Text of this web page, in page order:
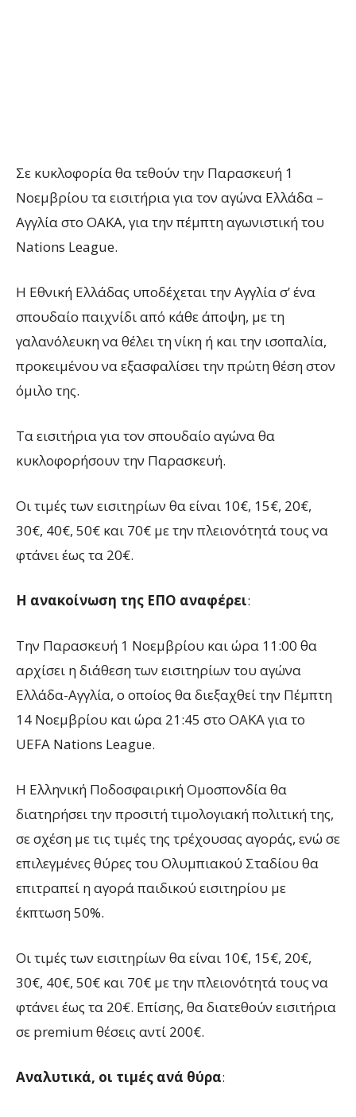
Σε κυκλοφορία θα τεθούν την Παρασκευή 1
Νοεμβρίου τα εισιτήρια για τον αγώνα Ελλάδα –
Αγγλία στο ΟΑΚΑ, για την πέμπτη αγωνιστική του
Nations League.
Η Εθνική Ελλάδας υποδέχεται την Αγγλία σ’ ένα
σπουδαίο παιχνίδι από κάθε άποψη, με τη
γαλανόλευκη να θέλει τη νίκη ή και την ισοπαλία,
προκειμένου να εξασφαλίσει την πρώτη θέση στον
όμιλο της.
Τα εισιτήρια για τον σπουδαίο αγώνα θα
κυκλοφορήσουν την Παρασκευή.
Οι τιμές των εισιτηρίων θα είναι 10€, 15€, 20€,
30€, 40€, 50€ και 70€ με την πλειονότητά τους να
φτάνει έως τα 20€.
Η ανακοίνωση της ΕΠΟ αναφέρει:
Την Παρασκευή 1 Νοεμβρίου και ώρα 11:00 θα
αρχίσει η διάθεση των εισιτηρίων του αγώνα
Ελλάδα-Αγγλία, ο οποίος θα διεξαχθεί την Πέμπτη
14 Νοεμβρίου και ώρα 21:45 στο ΟΑΚΑ για το
UEFA Nations League.
Η Ελληνική Ποδοσφαιρική Ομοσπονδία θα
διατηρήσει την προσιτή τιμολογιακή πολιτική της,
σε σχέση με τις τιμές της τρέχουσας αγοράς, ενώ σε
επιλεγμένες θύρες του Ολυμπιακού Σταδίου θα
επιτραπεί η αγορά παιδικού εισιτηρίου με
έκπτωση 50%.
Οι τιμές των εισιτηρίων θα είναι 10€, 15€, 20€,
30€, 40€, 50€ και 70€ με την πλειονότητά τους να
φτάνει έως τα 20€. Επίσης, θα διατεθούν εισιτήρια
σε premium θέσεις αντί 200€.
Αναλυτικά, οι τιμές ανά θύρα: